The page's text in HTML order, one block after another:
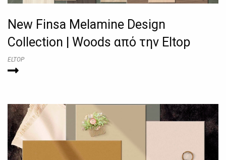
New Finsa Melamine Design
Collection | Woods από την Eltop
ELTOP